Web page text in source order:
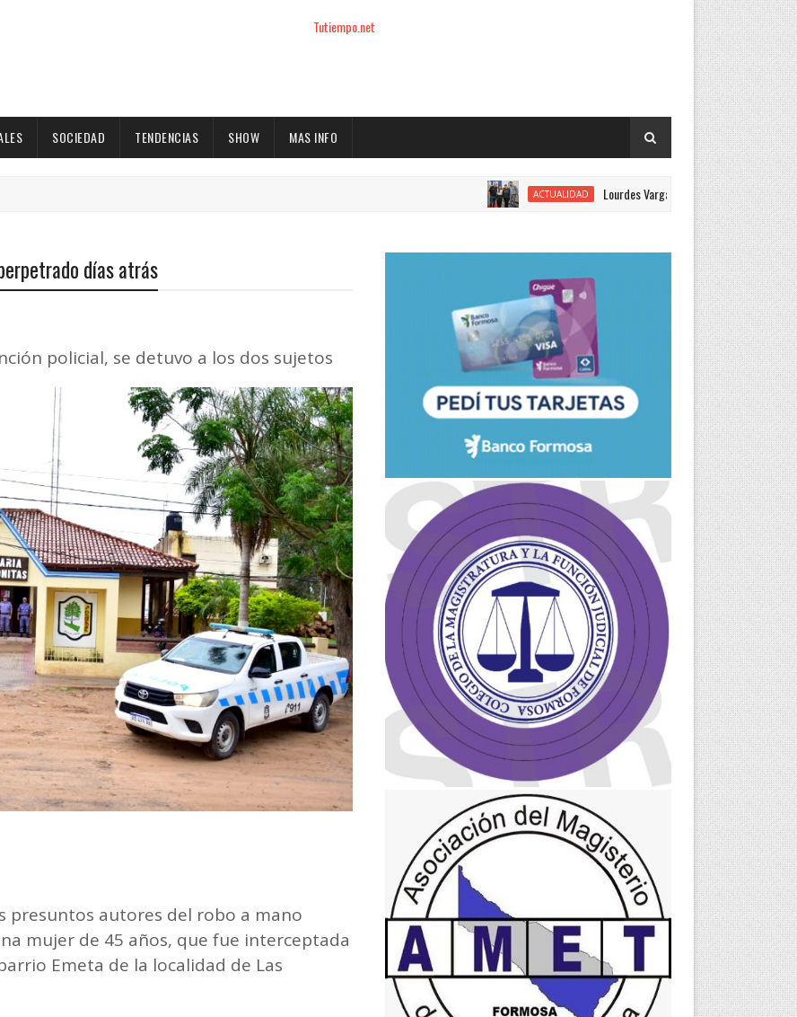
Tutiempo.net
SOCIEDAD TENDENCIAS SHOW MAS INFO
ACTUALIDAD Lourdes Vargas juró como concejal por el
días atrás
policial, se detuvo a los dos sujetos
presuntos autores del robo a mano
mujer de 45 años, que fue interceptada
Emeta de la localidad de Las